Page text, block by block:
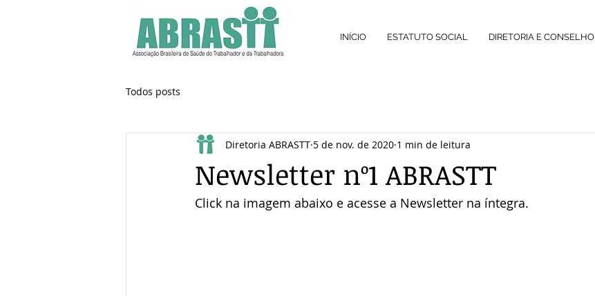
INÍCIO ESTATUTO SOCIAL DIRETORIA E CONSELHO
Todos posts
Newsletter nº1 ABRASTT
Diretoria ABRASTT 5 de nov. de 2020 1 min de leitura
Click na imagem abaixo e acesse a Newsletter na íntegra.